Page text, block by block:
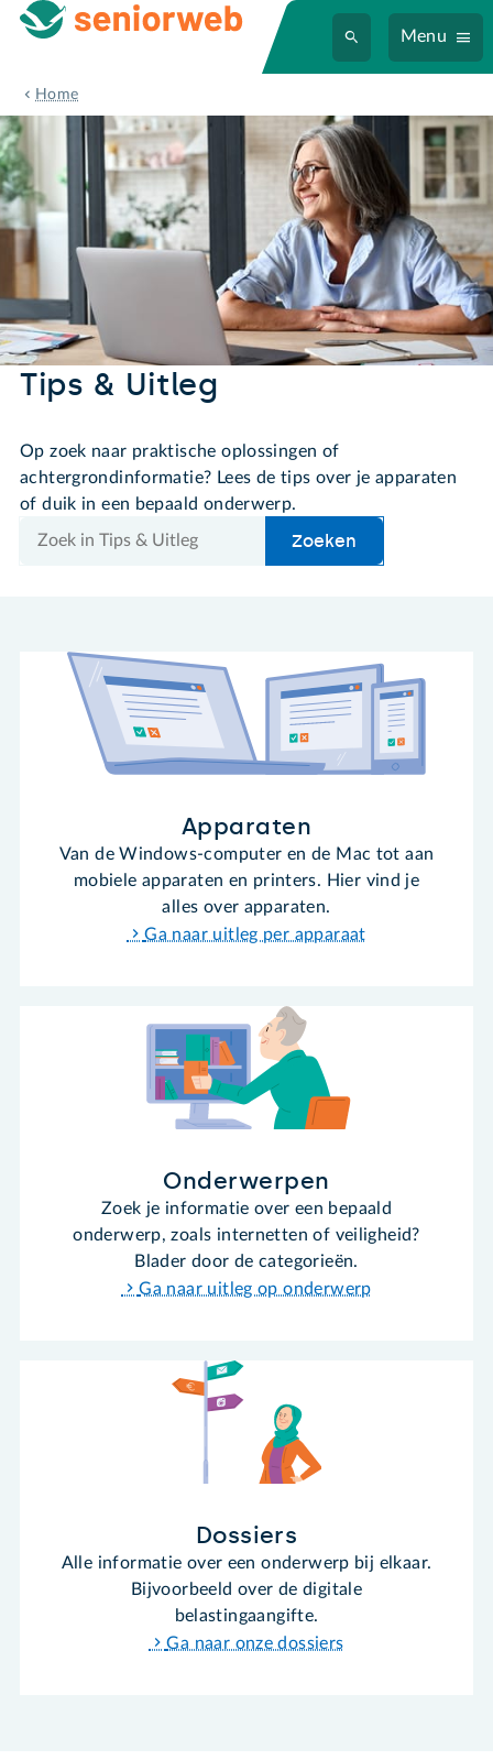
Menu
Home
Tips & Uitleg
Op zoek naar praktische oplossingen of
achtergrondinformatie? Lees de tips over je apparaten
of duik in een bepaald onderwerp.
Zoek
Zoeken
Apparaten
Van de Windows-computer en de Mac tot aan
mobiele apparaten en printers. Hier vind je
alles over apparaten.
Ga naar uitleg per apparaat
Onderwerpen
Zoek je informatie over een bepaald
onderwerp, zoals internetten of veiligheid?
Blader door de categorieën.
Ga naar uitleg op onderwerp
Dossiers
Alle informatie over een onderwerp bij elkaar.
Bijvoorbeeld over de digitale
belastingaangifte.
Ga naar onze dossiers